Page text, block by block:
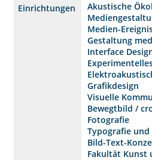
Einrichtungen
Akustische
Medien-
Gestaltung
Interface
Grafikdesign
Visuelle
Bewegtbild /
Fotografie
Typografie
Bild-Text-
Fakultät Kunst